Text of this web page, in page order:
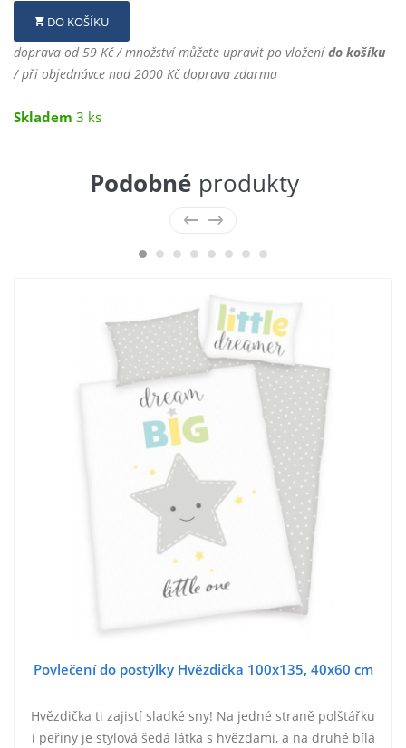
DO KOŠÍKU
doprava od 59 Kč / množství můžete upravit po vloženído košíku
/ při objednávce nad 2000 Kč doprava zdarma
Skladem 3 ks
Podobné produkty
Povlečení do postýlky Hvězdička 100x135, 40x60 cm
Hvězdička ti zajistí sladké sny! Na jedné straně polštářku
i peřiny je stylová šedá látka s hvězdami, a na druhé bílá